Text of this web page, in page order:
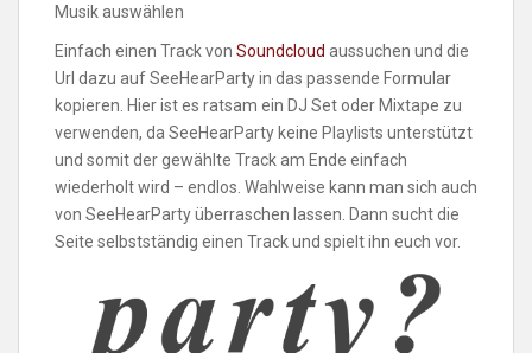
Musik auswählen
Einfach einen Track von Soundcloud aussuchen und die
Url dazu auf SeeHearParty in das passende Formular
kopieren. Hier ist es ratsam ein DJ Set oder Mixtape zu
verwenden, da SeeHearParty keine Playlists unterstützt
und somit der gewählte Track am Ende einfach
wiederholt wird – endlos. Wahlweise kann man sich auch
von SeeHearParty überraschen lassen. Dann sucht die
Seite selbstständig einen Track und spielt ihn euch vor.